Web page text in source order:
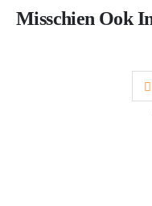
Misschien Ook